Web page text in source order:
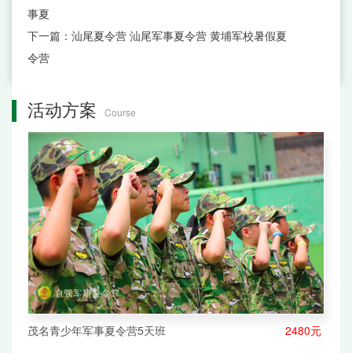
事夏
下一篇： 汕尾夏令营 汕尾军事夏令营 黄埔军校暑假夏
令营
活动方案 Course
茂名青少年军事夏令营5天班 2480元